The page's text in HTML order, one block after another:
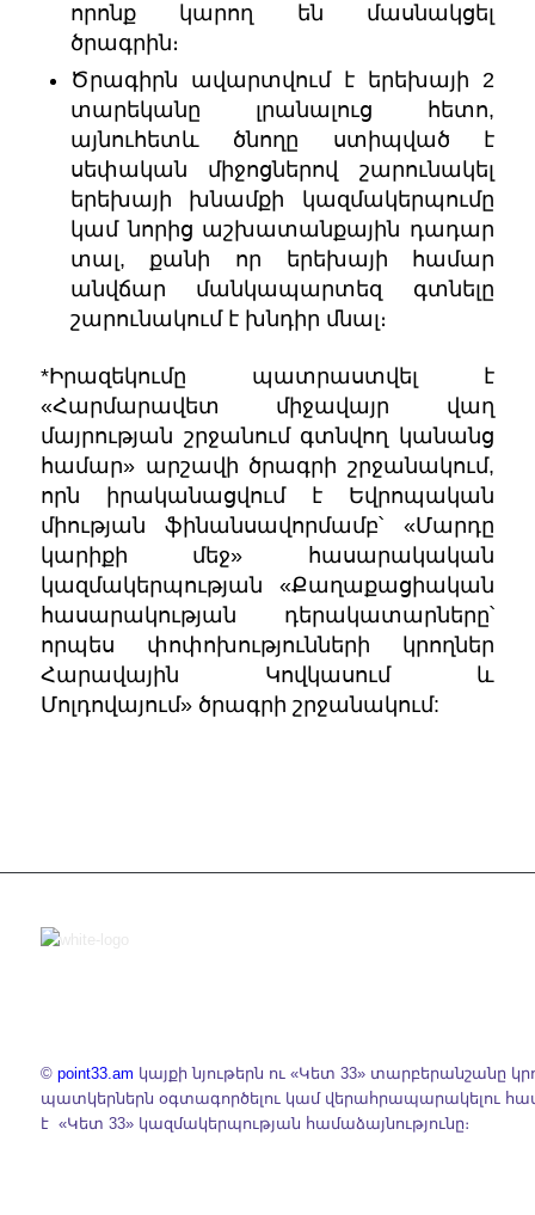
որոնք կարող են մասնակցել
ծրագրին։
Ծրագիրն ավարտվում է երեխայի 2
տարեկանը լրանալուց հետո,
այնուհետև ծնողը ստիպված է
սեփական միջոցներով շարունակել
երեխայի խնամքի կազմակերպումը
կամ նորից աշխատանքային դադար
տալ, քանի որ երեխայի համար
անվճար մանկապարտեզ գտնելը
շարունակում է խնդիր մնալ։
*Իրազեկումը պատրաստվել է
«Հարմարավետ միջավայր վաղ
մայրության շրջանում գտնվող կանանց
համար» արշավի ծրագրի շրջանակում,
որն իրականացվում է Եվրոպական
միության ֆինանսավորմամբ՝ «Մարդը
կարիքի մեջ» հասարակական
կազմակերպության «Քաղաքացիական
հասարակության դերակատարները՝
որպես փոփոխությունների կրողներ
Հարավային Կովկասում և
Մոլդովայում» ծրագրի շրջանակում:
© point33.am կայքի նյութերն ու «Կետ 33» տարբերանշանը
պատկերներն օգտագործելու կամ վերահրապարակելու
է «Կետ 33» կազմակերպության համաձայնությունը։